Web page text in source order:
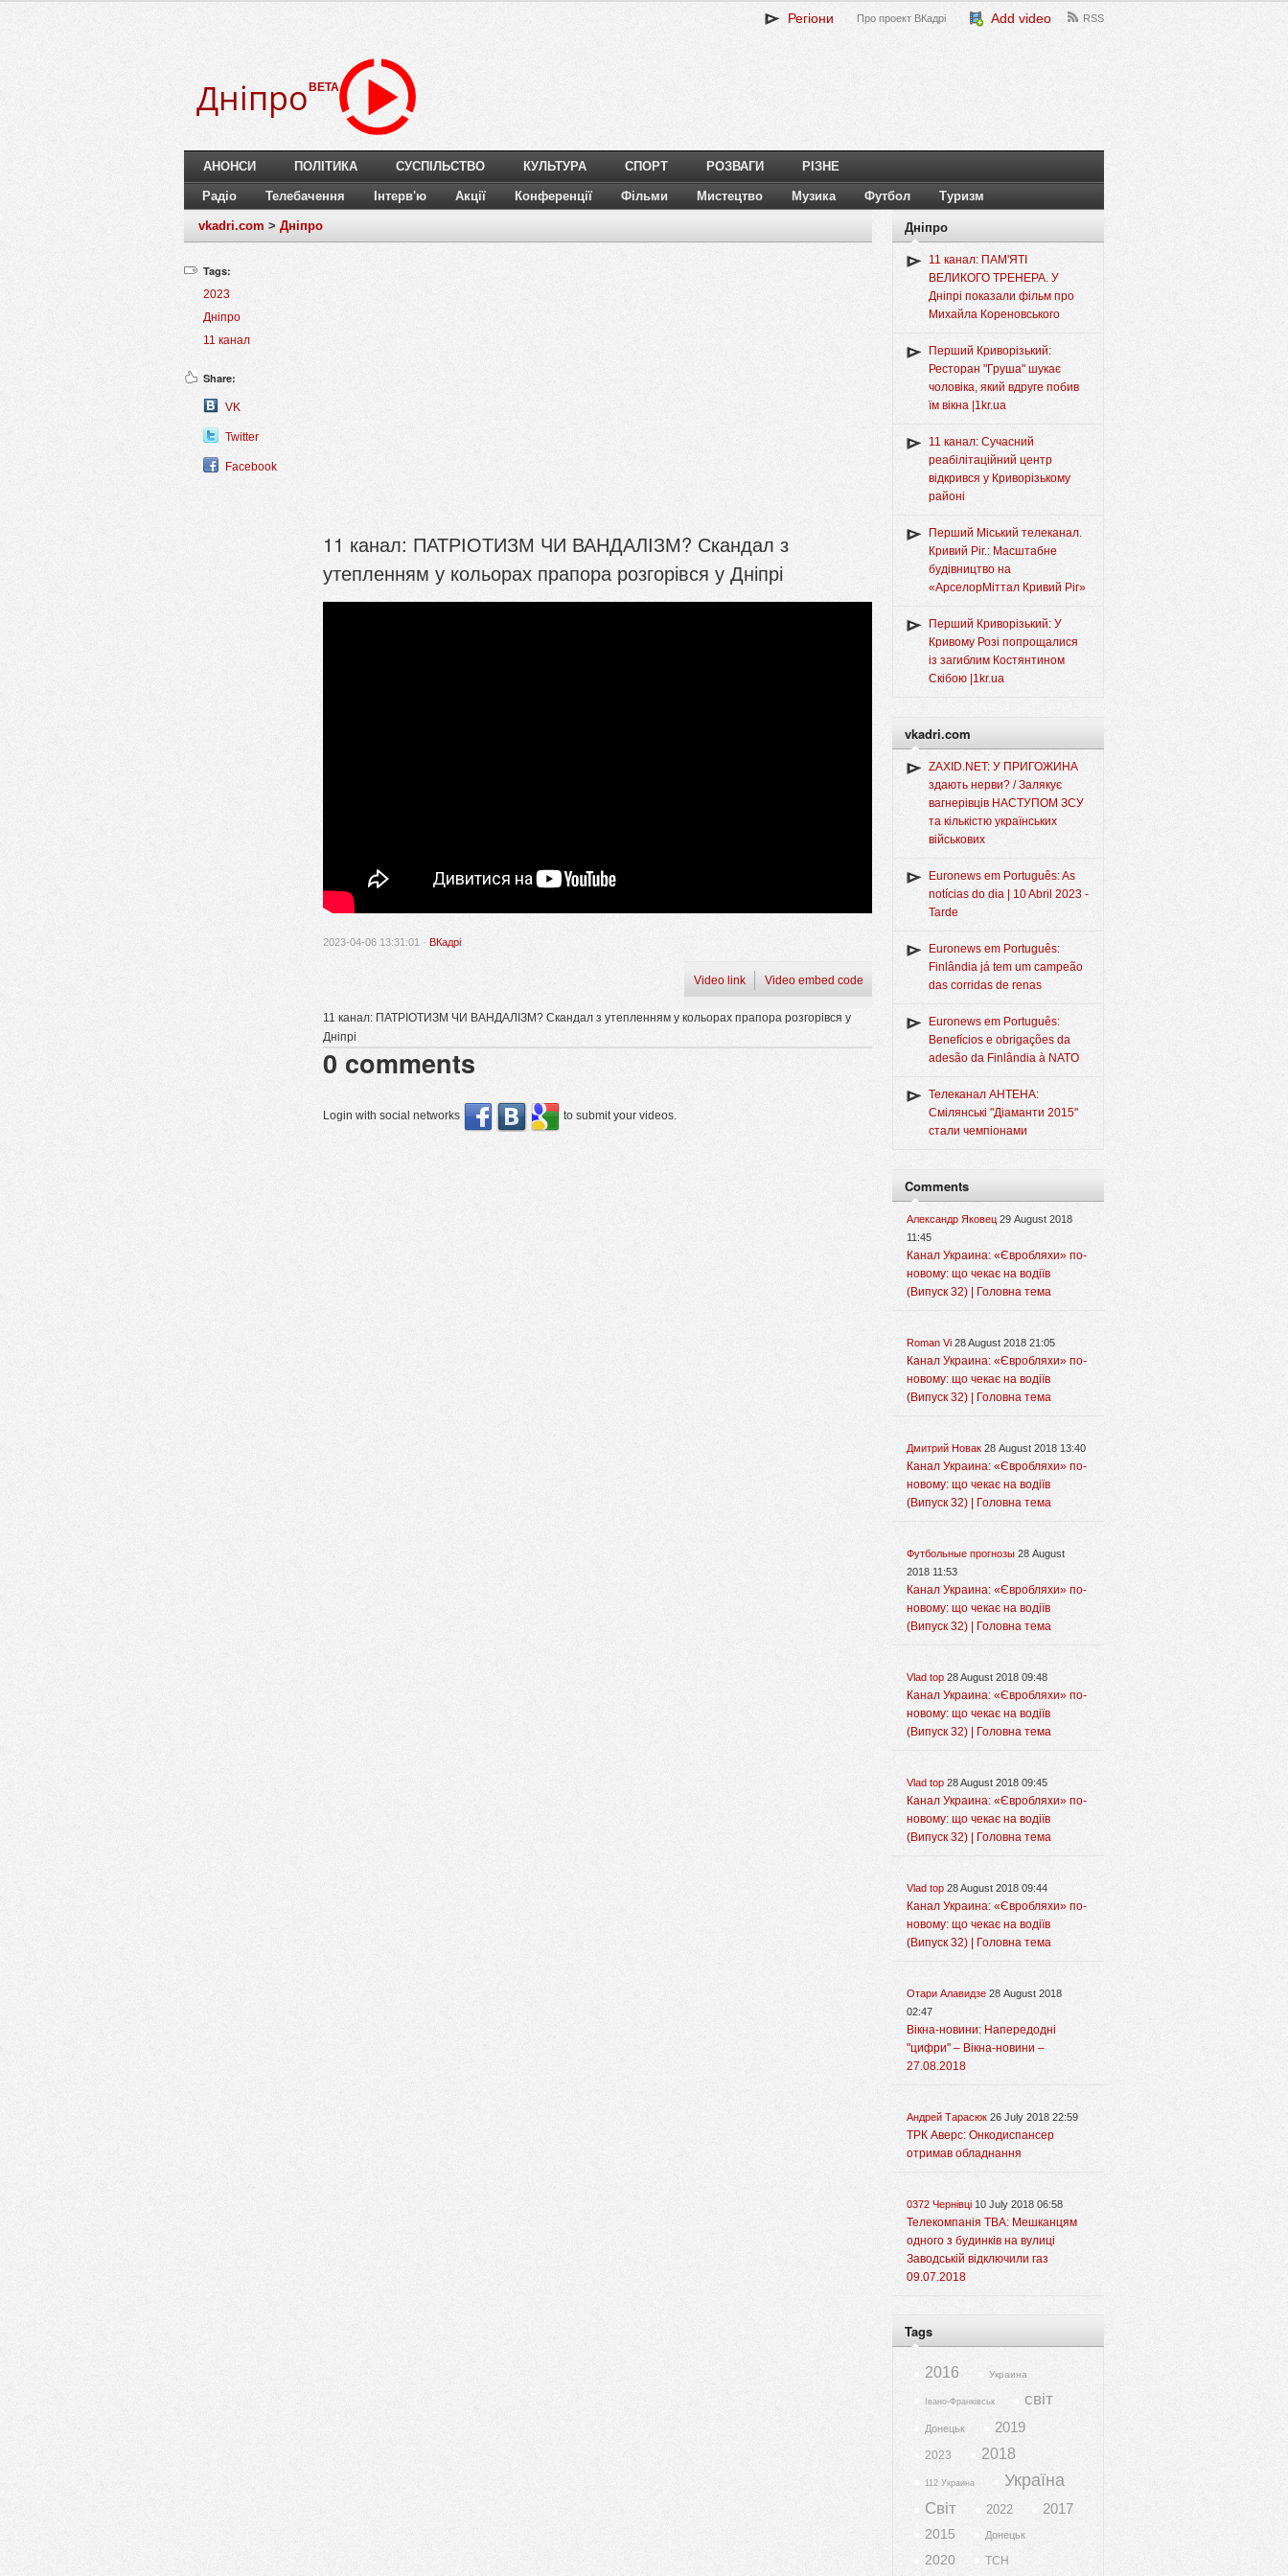
Регіони Про проект ВКадрі Add video RSS
Дніпро BETA
АНОНСИ ПОЛІТИКА СУСПІЛЬСТВО КУЛЬТУРА СПОРТ РОЗВАГИ РІЗНЕ
Радіо Телебачення Інтерв'ю Акції Конференції Фільми Мистецтво Музика Футбол Туризм
vkadri.com > Дніпро
Tags:
2023
Дніпро
11 канал
Share:
VK
Twitter
Facebook
11 канал: ПАТРІОТИЗМ ЧИ ВАНДАЛІЗМ? Скандал з
утепленням у кольорах прапора розгорівся у Дніпрі
2023-04-06 13:31:01 · ВКадрі
Video link Video embed code
11 канал: ПАТРІОТИЗМ ЧИ ВАНДАЛІЗМ? Скандал з утепленням у кольорах прапора розгорівся у
Дніпрі
0 comments
Login with social networks to submit your videos.
Дніпро
11 канал: ПАМ'ЯТІ
ВЕЛИКОГО ТРЕНЕРА. У
Дніпрі показали фільм про
Михайла Кореновського
Перший Криворізький:
Ресторан "Груша" шукає
чоловіка, який вдруге побив
їм вікна |1kr.ua
11 канал: Сучасний
реабілітаційний центр
відкрився у Криворізькому
районі
Перший Міський телеканал.
Кривий Ріг.: Масштабне
будівництво на
«АрселорМіттал Кривий Ріг»
Перший Криворізький: У
Кривому Розі попрощалися
із загиблим Костянтином
Скібою |1kr.ua
vkadri.com
ZAXID.NET: У ПРИГОЖИНА
здають нерви? / Залякує
вагнерівців НАСТУПОМ ЗСУ
та кількістю українських
військових
Euronews em Português: As
notícias do dia | 10 Abril 2023 -
Tarde
Euronews em Português:
Finlândia já tem um campeão
das corridas de renas
Euronews em Português:
Benefícios e obrigações da
adesão da Finlândia à NATO
Телеканал АНТЕНА:
Смілянські "Діаманти 2015"
стали чемпіонами
Comments
Александр Яковец 29 August 2018
11:45
Канал Украина: «Євробляхи» по-
новому: що чекає на водіїв
(Випуск 32) | Головна тема
Roman Vi 28 August 2018 21:05
Канал Украина: «Євробляхи» по-
новому: що чекає на водіїв
(Випуск 32) | Головна тема
Дмитрий Новак 28 August 2018 13:40
Канал Украина: «Євробляхи» по-
новому: що чекає на водіїв
(Випуск 32) | Головна тема
Футбольные прогнозы 28 August
2018 11:53
Канал Украина: «Євробляхи» по-
новому: що чекає на водіїв
(Випуск 32) | Головна тема
Vlad top 28 August 2018 09:48
Канал Украина: «Євробляхи» по-
новому: що чекає на водіїв
(Випуск 32) | Головна тема
Vlad top 28 August 2018 09:45
Канал Украина: «Євробляхи» по-
новому: що чекає на водіїв
(Випуск 32) | Головна тема
Vlad top 28 August 2018 09:44
Канал Украина: «Євробляхи» по-
новому: що чекає на водіїв
(Випуск 32) | Головна тема
Отари Алавидзе 28 August 2018
02:47
Вікна-новини: Напередодні
"цифри" – Вікна-новини –
27.08.2018
Андрей Тарасюк 26 July 2018 22:59
ТРК Аверс: Онкодиспансер
отримав обладнання
0372 Чернівці 10 July 2018 06:58
Телекомпанія ТВА: Мешканцям
одного з будинків на вулиці
Заводській відключили газ
09.07.2018
Tags
2016 Украина
Івано-Франківськ світ
Донецьк 2019
2023 2018
112 Украина Україна
Світ 2022 2017
2015 Донецьк
2020 ТСН